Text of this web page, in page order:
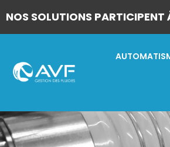
NOS SOLUTIONS PARTICIPENT